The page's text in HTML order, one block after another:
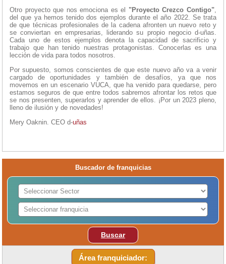
Otro proyecto que nos emociona es el "Proyecto Crezco Contigo",
del que ya hemos tenido dos ejemplos durante el año 2022. Se trata
de que técnicas profesionales de la cadena afronten un nuevo reto y
se conviertan en empresarias, liderando su propio negocio d-uñas.
Cada uno de estos ejemplos denota la capacidad de sacrificio y
trabajo que han tenido nuestras protagonistas. Conocerlas es una
lección de vida para todos nosotros.
Por supuesto, somos conscientes de que este nuevo año va a venir
cargado de oportunidades y también de desafíos, ya que nos
movemos en un escenario VUCA, que ha venido para quedarse, pero
estamos seguros de que entre todos sabremos afrontar los retos que
se nos presenten, superarlos y aprender de ellos. ¡Por un 2023 pleno,
lleno de ilusión y de novedades!
Mery Oaknin. CEO d-uñas
Buscador de franquicias
Buscar
Área franquiciador: